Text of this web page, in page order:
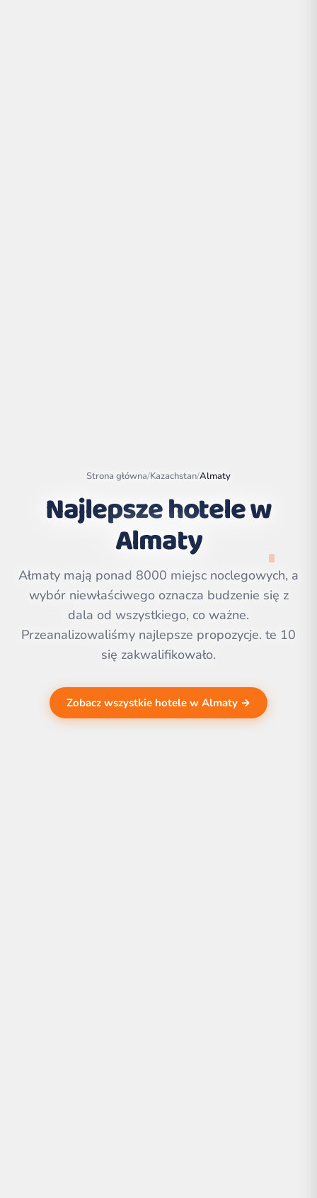
Leaflet
©
OpenStreetMap
Strona główna/Kazachstan/Almaty
Najlepsze hotele w
Almaty
Ałmaty mają ponad 8000 miejsc noclegowych, a
wybór niewłaściwego oznacza budzenie się z
dala od wszystkiego, co ważne.
Przeanalizowaliśmy najlepsze propozycje. te 10
się zakwalifikowało.
Zobacz wszystkie hotele w Almaty →